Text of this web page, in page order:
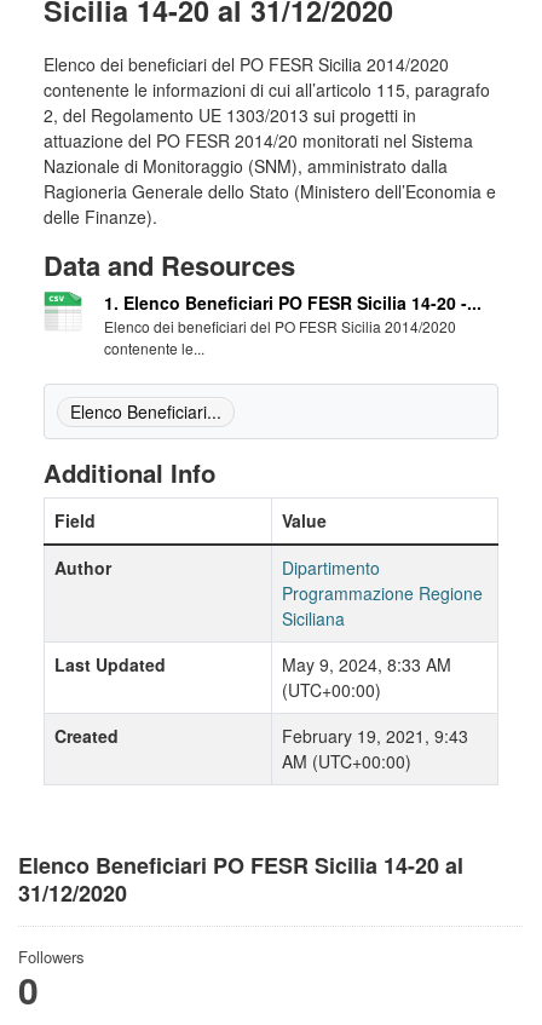
Elenco Beneficiari PO FESR Sicilia 14-20 al
31/12/2020
Followers
0
Sicilia 14-20 al 31/12/2020
Elenco dei beneficiari del PO FESR Sicilia 2014/2020
contenente le informazioni di cui all’articolo 115, paragrafo
2, del Regolamento UE 1303/2013 sui progetti in
attuazione del PO FESR 2014/20 monitorati nel Sistema
Nazionale di Monitoraggio (SNM), amministrato dalla
Ragioneria Generale dello Stato (Ministero dell’Economia e
delle Finanze).
Data and Resources
1. Elenco Beneficiari PO FESR Sicilia 14-20 -...
Elenco dei beneficiari del PO FESR Sicilia 2014/2020
contenente le...
Elenco Beneficiari...
Additional Info
Field
Value
Author
Dipartimento
Programmazione Regione
Siciliana
Last Updated
May 9, 2024, 8:33 AM
(UTC+00:00)
Created
February 19, 2021, 9:43
AM (UTC+00:00)